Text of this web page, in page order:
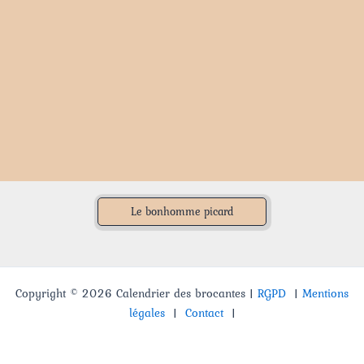
Le bonhomme picard
Copyright © 2026 Calendrier des brocantes | RGPD | Mentions
légales| Contact|